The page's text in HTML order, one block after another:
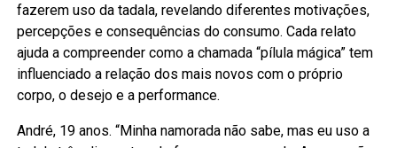
fazerem uso da tadala, revelando diferentes motivações,
percepções e consequências do consumo. Cada relato
ajuda a compreender como a chamada “pílula mágica” tem
influenciado a relação dos mais novos com o próprio
corpo, o desejo e a performance.
André, 19 anos. “Minha namorada não sabe, mas eu uso a